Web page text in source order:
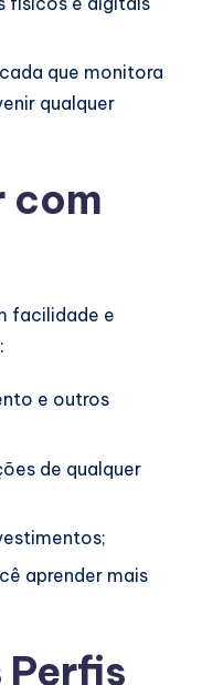
que monitora
qualquer
com
facilidade e
e outros
de qualquer
aprender mais
Perfis